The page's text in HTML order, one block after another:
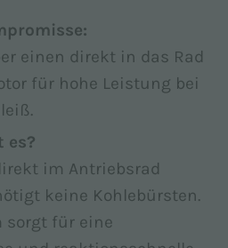
einen direkt in das Rad
für hohe Leistung bei
es?
im Antriebsrad
keine Kohlebürsten.
sorgt für eine